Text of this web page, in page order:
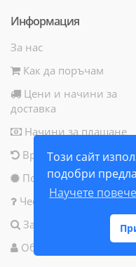
Този сайт
подобри
Научете повече
Информация
За нас
Как да поръчам
Цени и начини за
доставка
Начини за плащане
Връщане на продукт
Политика за
Често задавани
Запитване за продукт
Общи условия за